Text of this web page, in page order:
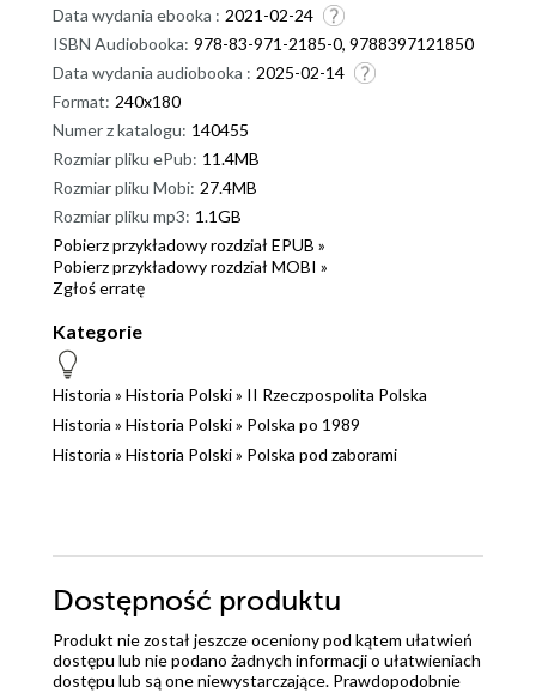
Data wydania ebooka : 2021-02-24
ISBN Audiobooka: 978-83-971-2185-0, 9788397121850
Data wydania audiobooka : 2025-02-14
Format: 240x180
Numer z katalogu: 140455
Rozmiar pliku ePub: 11.4MB
Rozmiar pliku Mobi: 27.4MB
Rozmiar pliku mp3: 1.1GB
Pobierz przykładowy rozdział EPUB »
Pobierz przykładowy rozdział MOBI »
Zgłoś erratę
Kategorie
Historia » Historia Polski» II Rzeczpospolita Polska
Historia » Historia Polski» Polska po 1989
Historia » Historia Polski» Polska pod zaborami
Dostępność produktu
Produkt nie został jeszcze oceniony pod kątem ułatwień
dostępu lub nie podano żadnych informacji o ułatwieniach
dostępu lub są one niewystarczające. Prawdopodobnie